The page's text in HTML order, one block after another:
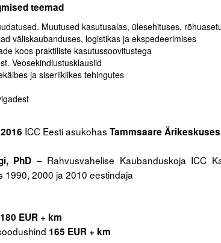
teemad
Muutused kasutusalas, ülesehituses,
väliskaubanduses, logistikas ja ekspedeerimises
koos praktiliste kasutussoovitustega
Veosekindlustusklauslid
ja siseriiklikes tehingutes
2016 ICC Eesti asukohas Tammsaare
PhD – Rahvusvahelise Kaubanduskoja ICC
1990, 2000 ja 2010 eestindaja
180 EUR + km
165 EUR + km